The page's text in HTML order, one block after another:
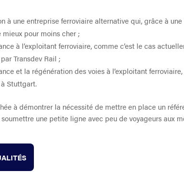
à une entreprise ferroviaire alternative qui, grâce à
pour moins cher ;
à l’exploitant ferroviaire, comme c’est le cas
Transdev Rail ;
et la régénération des voies à l’exploitant
Stuttgart.
à démontrer la nécessité de mettre en place un
soumettre une petite ligne avec peu de voyageurs aux